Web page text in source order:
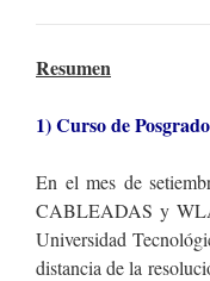
Resumen
1) Curso de
En el mes de
CABLEADAS y
Universidad
distancia de la